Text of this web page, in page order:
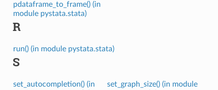
pdataframe_to_frame() (in
module pystata.stata)
R
run() (in module pystata.stata)
S
set_autocompletion() (in
set_graph_size() (in module